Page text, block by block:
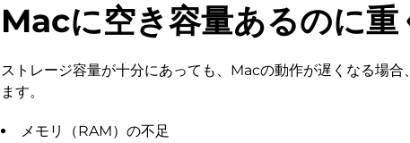
Macに空き容量あるのに重
ストレージ容量が十分にあっても、Macの動作が遅くなる場合
ます。
メモリ（RAM）の不足